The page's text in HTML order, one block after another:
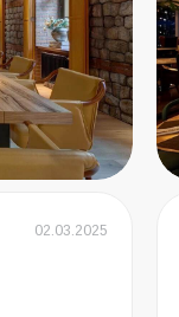
02.03.2025